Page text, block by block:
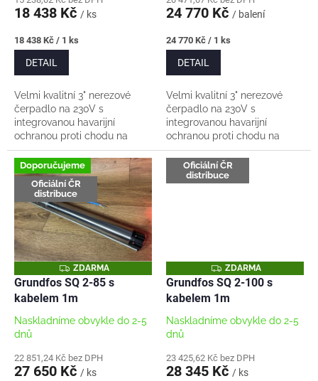
18 438 Kč / ks
Měrná
cena:
18 438 Kč / 1 ks
DETAIL
Velmi kvalitní 3" nerezové
čerpadlo na 230V s
integrovanou havarijní
ochranou proti chodu na
sucho. Čerpadlo má plynulý
rozeběh. Vhodné i do starých
úzkých vrtů s ocelovou...
24 770 Kč / balení
Měrná
cena:
24 770 Kč / 1 ks
DETAIL
Velmi kvalitní 3" nerezové
čerpadlo na 230V s
integrovanou havarijní
ochranou proti chodu na
sucho. Čerpadlo má plynulý
rozeběh. Kabel umíme
vodotěsně nastavit na míru...
Doporučujeme
Oficiální ČR
distribuce
Z
D
A
R
A
ZDARMA
Grundfos SQ 2-85 s
kabelem 1m
Naskladníme obvykle do 2-5
dnů
22 851,24 Kč bez DPH
27 650 Kč / ks
Oficiální ČR
distribuce
Z
D
A
R
A
ZDARMA
Grundfos SQ 2-100 s
kabelem 1m
Naskladníme obvykle do 2-5
dnů
23 425,62 Kč bez DPH
28 345 Kč / ks